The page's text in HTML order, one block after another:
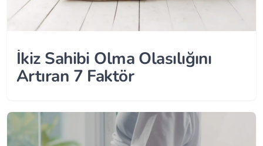
İkiz Sahibi Olma Olasılığını
Artıran 7 Faktör